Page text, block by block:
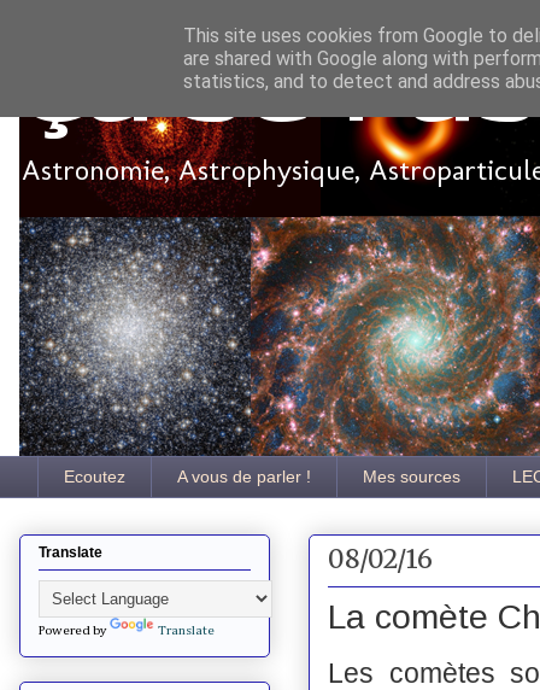
Ça se
Astronomie, Astrophysique,
Ecoutez A vous de parler ! Mes sources
08/02/16
La comète
Les comètes
Translate
Powered by Translate
This site uses cookies from Google to
are shared with Google along with
statistics, and to detect and address